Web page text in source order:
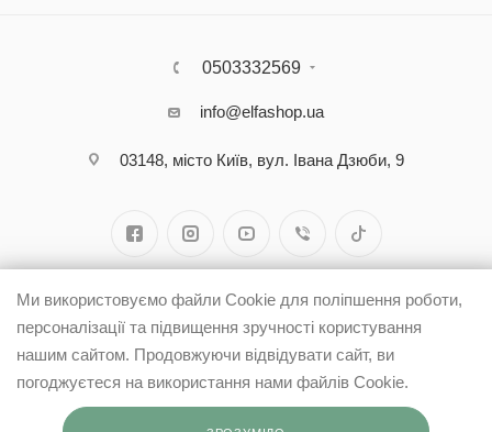
0503332569
info@elfashop.ua
03148, місто Київ, вул. Івана Дзюби, 9
Ми використовуємо файли Cookie для поліпшення роботи,
персоналізації та підвищення зручності користування
нашим сайтом. Продовжуючи відвідувати сайт, ви
погоджуєтеся на використання нами файлів Cookie.